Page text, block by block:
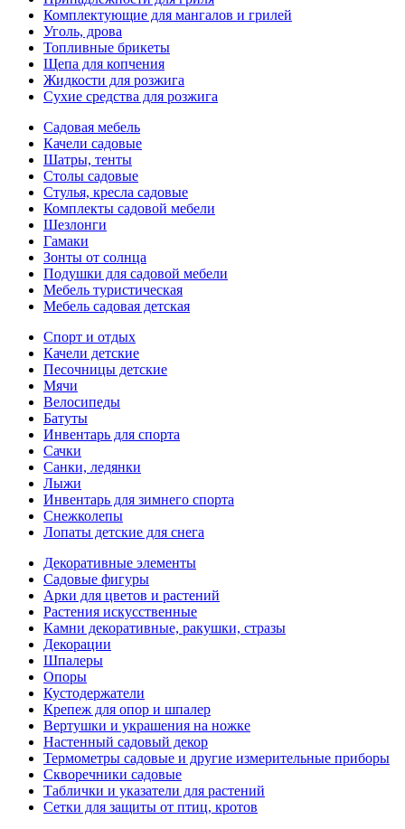
Комплектующие для мангалов и грилей
Уголь, дрова
Топливные брикеты
Щепа для копчения
Жидкости для розжига
Сухие средства для розжига
Садовая мебель
Качели садовые
Шатры, тенты
Столы садовые
Стулья, кресла садовые
Комплекты садовой мебели
Шезлонги
Гамаки
Зонты от солнца
Подушки для садовой мебели
Мебель туристическая
Мебель садовая детская
Спорт и отдых
Качели детские
Песочницы детские
Мячи
Велосипеды
Батуты
Инвентарь для спорта
Сачки
Санки, ледянки
Лыжи
Инвентарь для зимнего спорта
Снежколепы
Лопаты детские для снега
Декоративные элементы
Садовые фигуры
Арки для цветов и растений
Растения искусственные
Камни декоративные, ракушки, стразы
Декорации
Шпалеры
Опоры
Кустодержатели
Крепеж для опор и шпалер
Вертушки и украшения на ножке
Настенный садовый декор
Термометры садовые и другие измерительные приборы
Скворечники садовые
Таблички и указатели для растений
Сетки для защиты от птиц, кротов